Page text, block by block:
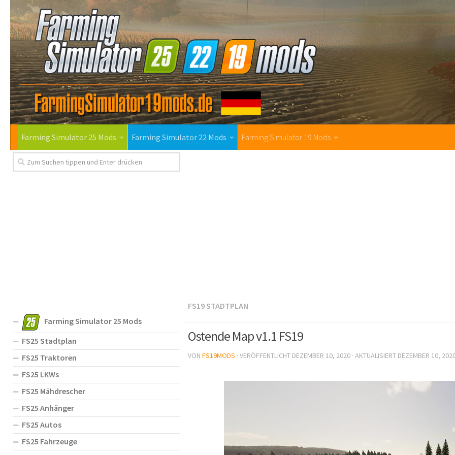
Farming Simulator 25 Mods Farming Simulator 22 Mods Farming Simulator 19 Mods
FS19 STADTPLAN
Ostende Map v1.1 FS19
VON FS19MODS · VERÖFFENTLICHT DEZEMBER 10, 2020 · AKTUALISIERT DEZEMBER 10,
Farming Simulator 25 Mods
FS25 Stadtplan
FS25 Traktoren
FS25 LKWs
FS25 Mähdrescher
FS25 Anhänger
FS25 Autos
FS25 Fahrzeuge